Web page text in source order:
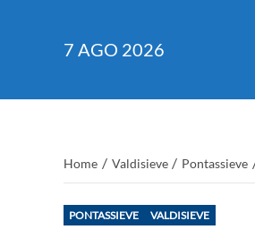
7 AGO 2026
Home / Valdisieve / Pontassieve
PONTASSIEVE VALDISIEVE